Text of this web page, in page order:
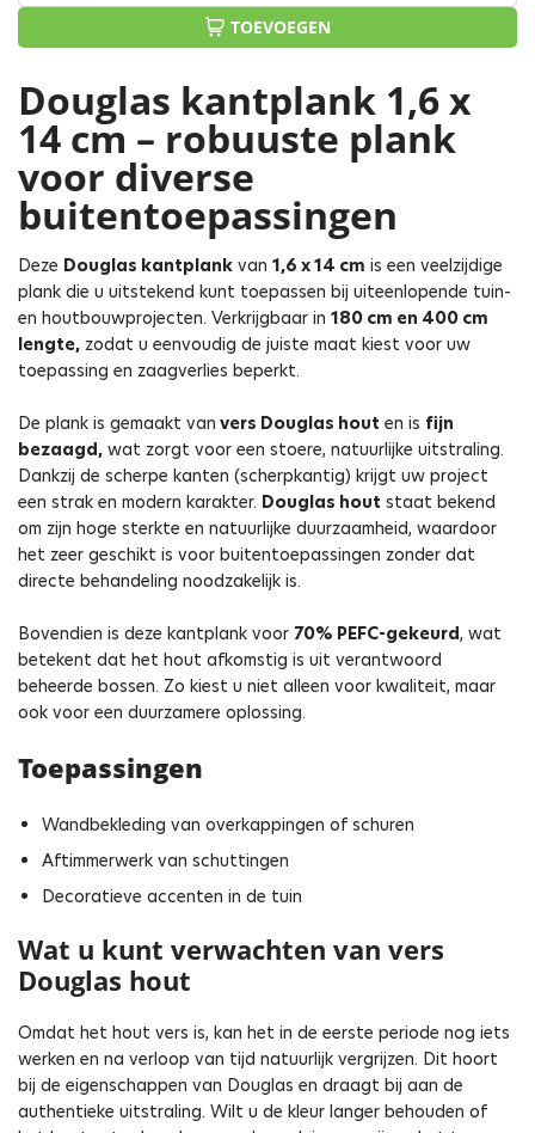
TOEVOEGEN
Douglas kantplank 1,6 x
14 cm – robuuste plank
voor diverse
buitentoepassingen
Deze Douglas kantplank van 1,6 x 14 cm is een veelzijdige
plank die u uitstekend kunt toepassen bij uiteenlopende tuin-
en houtbouwprojecten. Verkrijgbaar in 180 cm en 400 cm
lengte, zodat u eenvoudig de juiste maat kiest voor uw
toepassing en zaagverlies beperkt.
De plank is gemaakt van vers Douglas hout en is fijn
bezaagd, wat zorgt voor een stoere, natuurlijke uitstraling.
Dankzij de scherpe kanten (scherpkantig) krijgt uw project
een strak en modern karakter. Douglas hout staat bekend
om zijn hoge sterkte en natuurlijke duurzaamheid, waardoor
het zeer geschikt is voor buitentoepassingen zonder dat
directe behandeling noodzakelijk is.
Bovendien is deze kantplank voor 70% PEFC-gekeurd, wat
betekent dat het hout afkomstig is uit verantwoord
beheerde bossen. Zo kiest u niet alleen voor kwaliteit, maar
ook voor een duurzamere oplossing.
Toepassingen
Wandbekleding van overkappingen of schuren
Aftimmerwerk van schuttingen
Decoratieve accenten in de tuin
Wat u kunt verwachten van vers
Douglas hout
Omdat het hout vers is, kan het in de eerste periode nog iets
werken en na verloop van tijd natuurlijk vergrijzen. Dit hoort
bij de eigenschappen van Douglas en draagt bij aan de
authentieke uitstraling. Wilt u de kleur langer behouden of